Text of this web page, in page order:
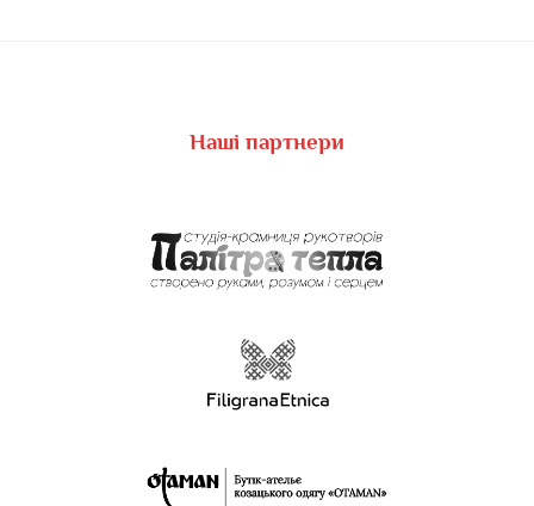
Наші партнери